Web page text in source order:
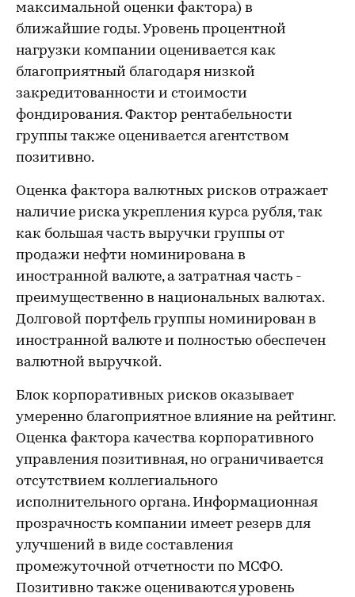
максимальной оценки фактора) в
ближайшие годы. Уровень процентной
нагрузки компании оценивается как
благоприятный благодаря низкой
закредитованности и стоимости
фондирования. Фактор рентабельности
группы также оценивается агентством
позитивно.
Оценка фактора валютных рисков отражает
наличие риска укрепления курса рубля, так
как большая часть выручки группы от
продажи нефти номинирована в
иностранной валюте, а затратная часть -
преимущественно в национальных валютах.
Долговой портфель группы номинирован в
иностранной валюте и полностью обеспечен
валютной выручкой.
Блок корпоративных рисков оказывает
умеренно благоприятное влияние на рейтинг.
Оценка фактора качества корпоративного
управления позитивная, но ограничивается
отсутствием коллегиального
исполнительного органа. Информационная
прозрачность компании имеет резерв для
улучшений в виде составления
промежуточной отчетности по МСФО.
Позитивно также оцениваются уровень